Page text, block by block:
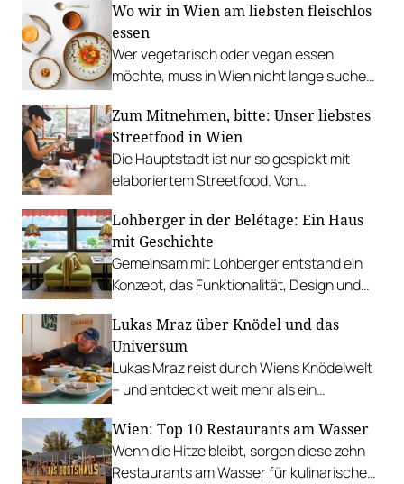
Palme, „Fridays for Furmint“ u. v. m.
Wo wir in Wien am liebsten fleischlos
essen
Wer vegetarisch oder vegan essen
möchte, muss in Wien nicht lange suchen.
besonders.
Zum Mitnehmen, bitte: Unser liebstes
Streetfood in Wien
Die Hauptstadt ist nur so gespickt mit
elaboriertem Streetfood. Von
Tacos bis hin zu syrischer Marktküche.
Lohberger in der Belétage: Ein Haus
mit Geschichte
Gemeinsam mit Lohberger entstand ein
Konzept, das Funktionalität, Design und
Lukas Mraz über Knödel und das
Universum
Lukas Mraz reist durch Wiens Knödelwelt
– und entdeckt weit mehr als ein
Wien: Top 10 Restaurants am Wasser
Wenn die Hitze bleibt, sorgen diese zehn
Restaurants am Wasser für kulinarische